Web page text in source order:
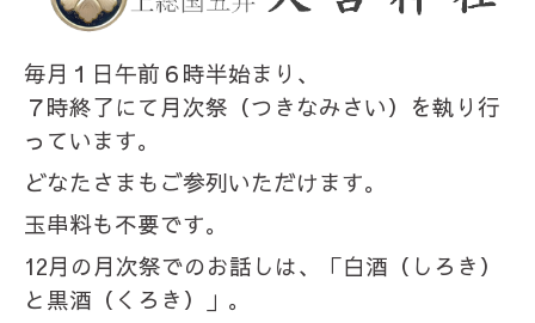
毎月１日午前６時半始まり、
７時終了にて月次祭（つきなみさい）を執り行
っています。
どなたさまもご参列いただけます。
玉串料も不要です。
12月の月次祭でのお話しは、「白酒（しろき）
と黒酒（くろき）」。